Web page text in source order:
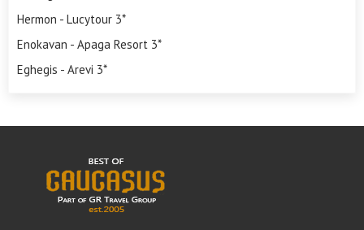
Hermon - Lucytour 3*
Enokavan - Apaga Resort 3*
Eghegis - Arevi 3*